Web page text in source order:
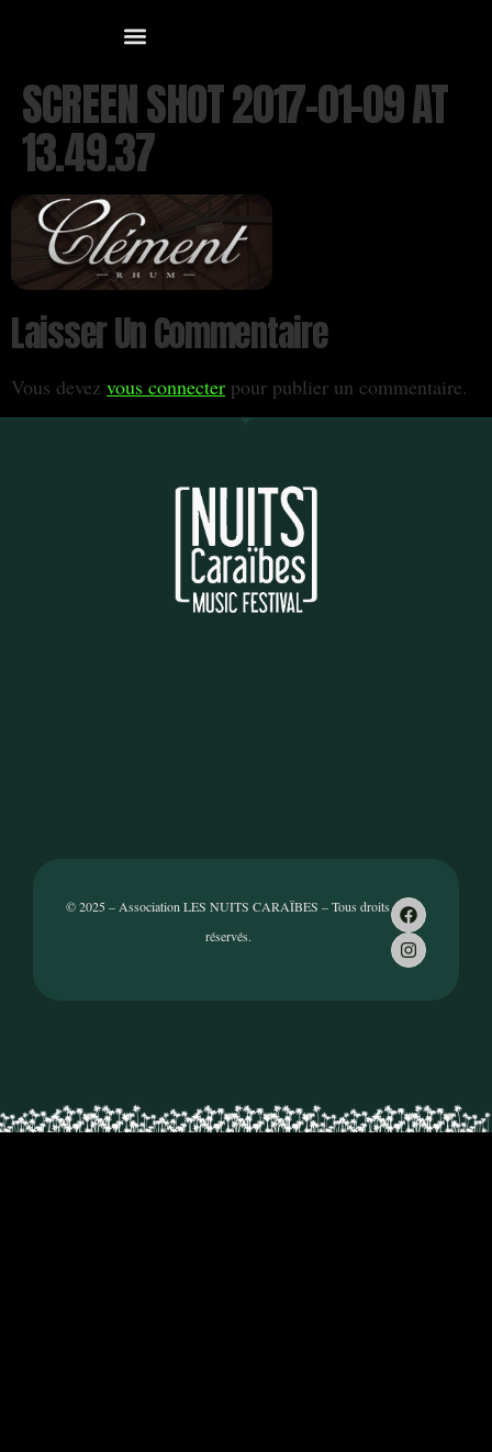
SCREEN SHOT 2017-01-09 AT
13.49.37
Laisser Un Commentaire
Vous devez vous connecter pour publier un commentaire.
© 2025 – Association LES NUITS CARAÏBES – Tous droits
réservés.